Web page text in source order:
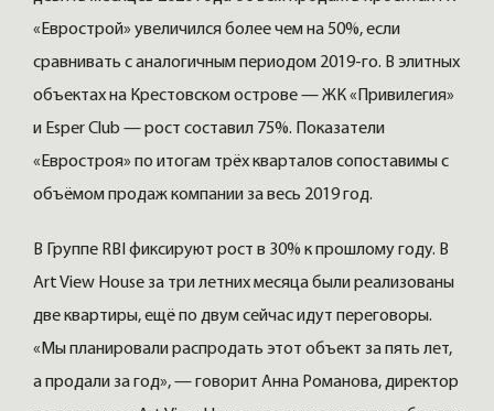
«Еврострой» увеличился более чем на 50%, если
сравнивать с аналогичным периодом 2019-го. В элитных
объектах на Крестовском острове — ЖК «Привилегия»
и Esper Club — рост составил 75%. Показатели
«Евростроя» по итогам трёх кварталов сопоставимы с
объёмом продаж компании за весь 2019 год.
В Группе RBI фиксируют рост в 30% к прошлому году. В
Art View House за три летних месяца были реализованы
две квартиры, ещё по двум сейчас идут переговоры.
«Мы планировали распродать этот объект за пять лет,
а продали за год», — говорит Анна Романова, директор